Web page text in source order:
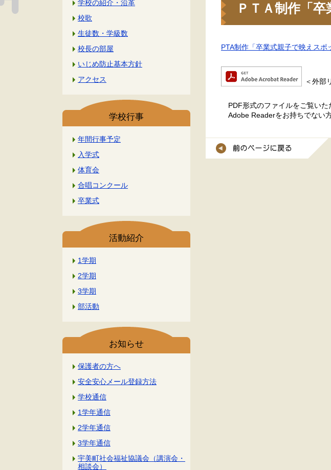
学校の紹介・沿革
校歌
生徒数・学級数
校長の部屋
いじめ防止基本方針
アクセス
学校行事
年間行事予定
入学式
体育会
合唱コンクール
卒業式
活動紹介
1学期
2学期
3学期
部活動
お知らせ
保護者の方へ
安全安心メール登録方法
学校通信
1学年通信
2学年通信
3学年通信
宇美町社会福祉協議会（講演会・
相談会）
ＰＴＡ制作「卒
PTA制作「卒業式親子で映えス
＜外部
PDF形式のファイルをご覧い
Adobe Readerをお持ちでない